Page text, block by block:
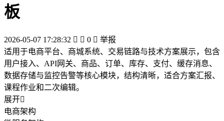
板
2026-05-07 17:28:32   0  举报
适用于电商平台、商城系统、交易链路与技术方案展示，包含
用户接入、API网关、商品、订单、库存、支付、缓存消息、
数据存储与监控告警等核心模块，结构清晰，适合方案汇报、
课程作业和二次编辑。
展开
电商架构